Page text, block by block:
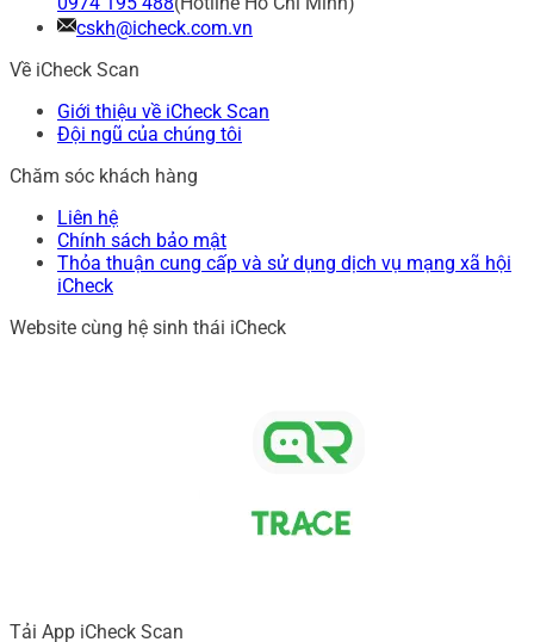
cskh@icheck.com.vn
Về iCheck Scan
Giới thiệu về iCheck Scan
Đội ngũ của chúng tôi
Chăm sóc khách hàng
Liên hệ
Chính sách bảo mật
Thỏa thuận cung cấp và sử dụng dịch vụ mạng xã hội
iCheck
Website cùng hệ sinh thái iCheck
Tải App iCheck Scan